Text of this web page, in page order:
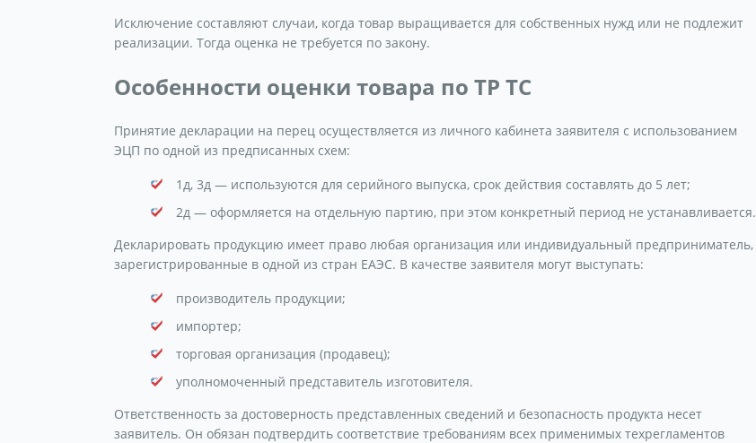
Исключение составляют случаи, когда товар выращивается для собственных нужд или не подлежит
реализации. Тогда оценка не требуется по закону.
Особенности оценки товара по ТР ТС
Принятие декларации на перец осуществляется из личного кабинета заявителя с использованием
ЭЦП по одной из предписанных схем:
1д, 3д — используются для серийного выпуска, срок действия составлять до 5 лет;
2д — оформляется на отдельную партию, при этом конкретный период не устанавливается.
Декларировать продукцию имеет право любая организация или индивидуальный предприниматель,
зарегистрированные в одной из стран ЕАЭС. В качестве заявителя могут выступать:
производитель продукции;
импортер;
торговая организация (продавец);
уполномоченный представитель изготовителя.
Ответственность за достоверность представленных сведений и безопасность продукта несет
заявитель. Он обязан подтвердить соответствие требованиям всех применимых техрегламентов